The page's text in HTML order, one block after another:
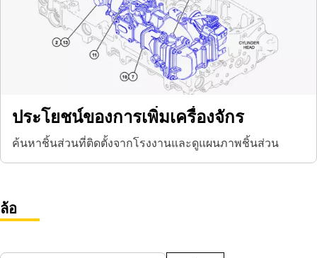
ประโยชน์ของการเพิ่มเครื่องจักร
ค้นหาชิ้นส่วนที่ติดตั้งจากโรงงานและดูแผนภาพชิ้นส่วน
ล้อ